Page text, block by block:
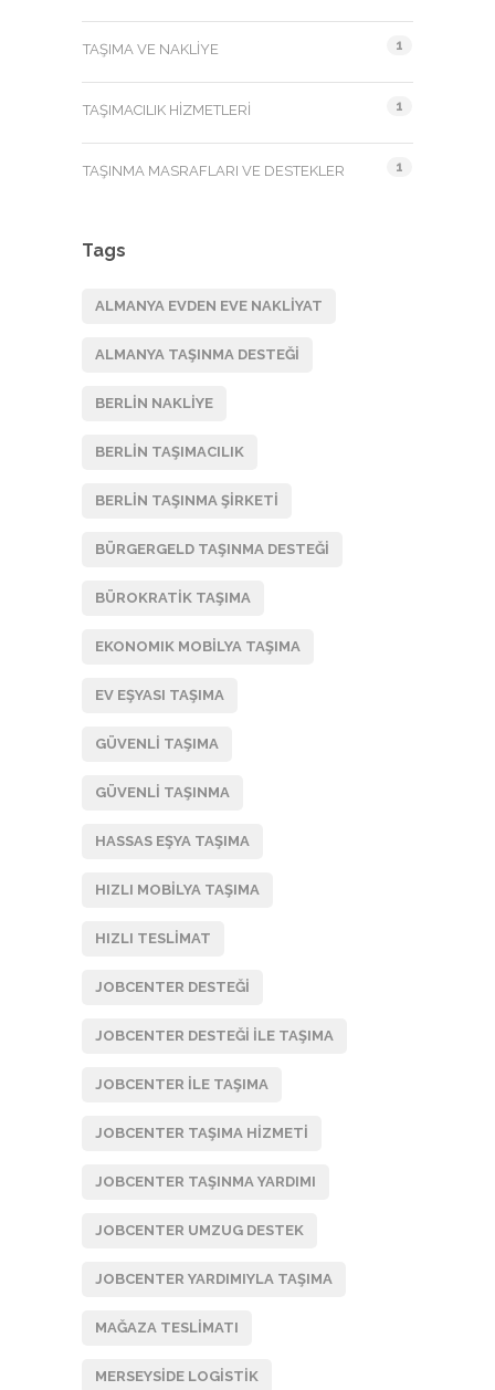
TAŞIMA VE NAKLIYE 1
TAŞIMACILIK HIZMETLERI 1
TAŞINMA MASRAFLARI VE DESTEKLER 1
Tags
ALMANYA EVDEN EVE NAKLIYAT
ALMANYA TAŞINMA DESTEĞI
BERLIN NAKLIYE
BERLIN TAŞIMACILIK
BERLIN TAŞINMA ŞIRKETI
BÜRGERGELD TAŞINMA DESTEĞI
BÜROKRATIK TAŞIMA
EKONOMIK MOBILYA TAŞIMA
EV EŞYASI TAŞIMA
GÜVENLI TAŞIMA
GÜVENLI TAŞINMA
HASSAS EŞYA TAŞIMA
HIZLI MOBILYA TAŞIMA
HIZLI TESLIMAT
JOBCENTER DESTEĞI
JOBCENTER DESTEĞI ILE TAŞIMA
JOBCENTER ILE TAŞIMA
JOBCENTER TAŞIMA HIZMETI
JOBCENTER TAŞINMA YARDIMI
JOBCENTER UMZUG DESTEK
JOBCENTER YARDIMIYLA TAŞIMA
MAĞAZA TESLIMATI
MERSEYSIDE LOGISTIK